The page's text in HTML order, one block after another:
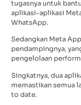
tugasnya untuk
aplikasi-aplikasi
WhatsApp.
Sedangkan Meta
pendampingnya,
pengelolaan
Singkatnya, dua
memastikan semua
to date.